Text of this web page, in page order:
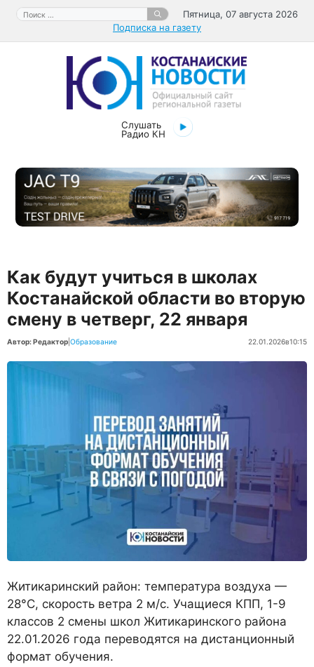
Перейти
содержимому
Поиск:
Пятница, 07 августа 2026
Подписка на газету
Слушать
Радио КН
Как будут учиться в школах
Костанайской области во вторую
смену в четверг, 22 января
Автор: Редактор Образование 22.01.2026в10:15
Житикаринский район: температура воздуха —
28°С, скорость ветра 2 м/с. Учащиеся КПП, 1-9
классов 2 смены школ Житикаринского района
22.01.2026 года переводятся на дистанционный
формат обучения.